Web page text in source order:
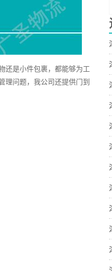
还是小件包裹，都能够为工
理问题，我公司还提供门到